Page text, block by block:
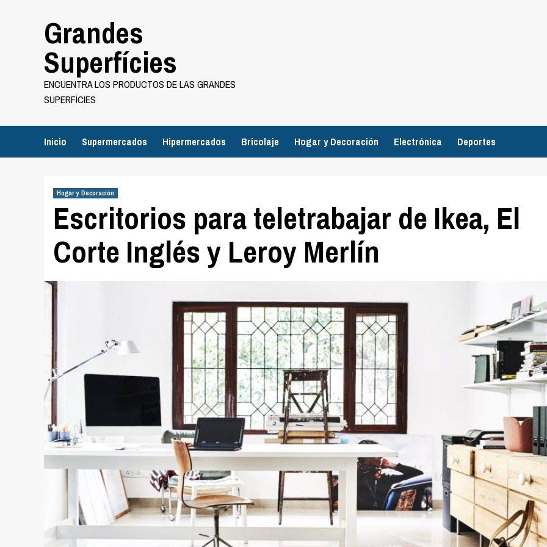
Grandes
Superfícies
ENCUENTRA LOS PRODUCTOS DE LAS GRANDES
SUPERFÍCIES
Inicio Supermercados Hipermercados Bricolaje Hogar y Decoración Electrónica Deportes
Hogar y Decoración
Escritorios para teletrabajar de Ikea, El
Corte Inglés y Leroy Merlín
Mejores Productos Hacendado de Mercadona
Mercadona se ha instalado en los hogares
españoles casi sin darnos cuenta. Es raro que abras
una puerta de la cocina...
Leer más